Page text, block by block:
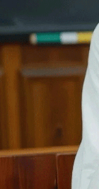
全部 大陆